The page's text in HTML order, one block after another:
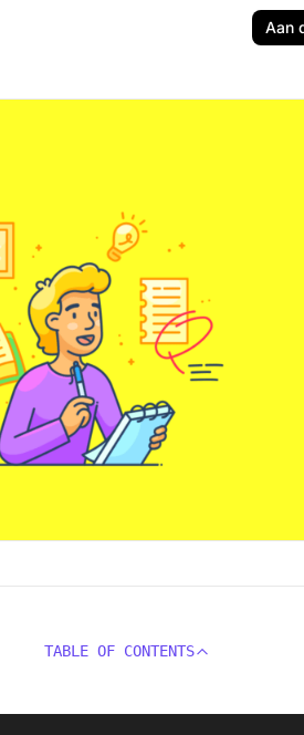
Aan
TABLE OF CONTENTS